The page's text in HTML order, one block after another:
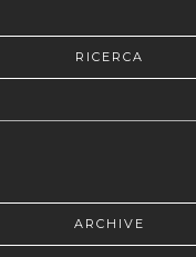
RICERCA
ARCHIVE